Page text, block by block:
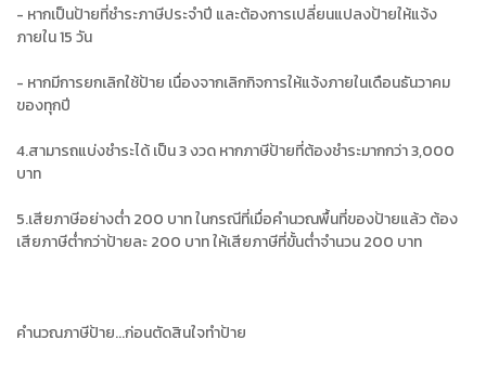
- หากเป็นป้ายที่ชำระภาษีประจำปี และต้องการเปลี่ยนแปลงป้ายให้แจ้ง
ภายใน 15 วัน
- หากมีการยกเลิกใช้ป้าย เนื่องจากเลิกกิจการให้แจ้งภายในเดือนธันวาคม
ของทุกปี
4.สามารถแบ่งชำระได้ เป็น 3 งวด หากภาษีป้ายที่ต้องชำระมากกว่า 3,000
บาท
5.เสียภาษีอย่างต่ำ 200 บาท ในกรณีที่เมื่อคำนวณพื้นที่ของป้ายแล้ว ต้อง
เสียภาษีต่ำกว่าป้ายละ 200 บาท ให้เสียภาษีที่ขั้นต่ำจำนวน 200 บาท
คำนวณภาษีป้าย...ก่อนตัดสินใจทำป้าย